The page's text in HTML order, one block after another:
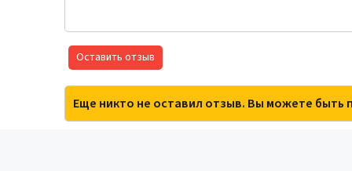
Оставить отзыв
Еще никто не оставил отзыв. Вы можете быть